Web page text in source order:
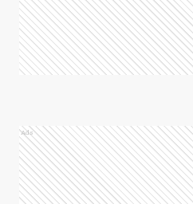
Ads